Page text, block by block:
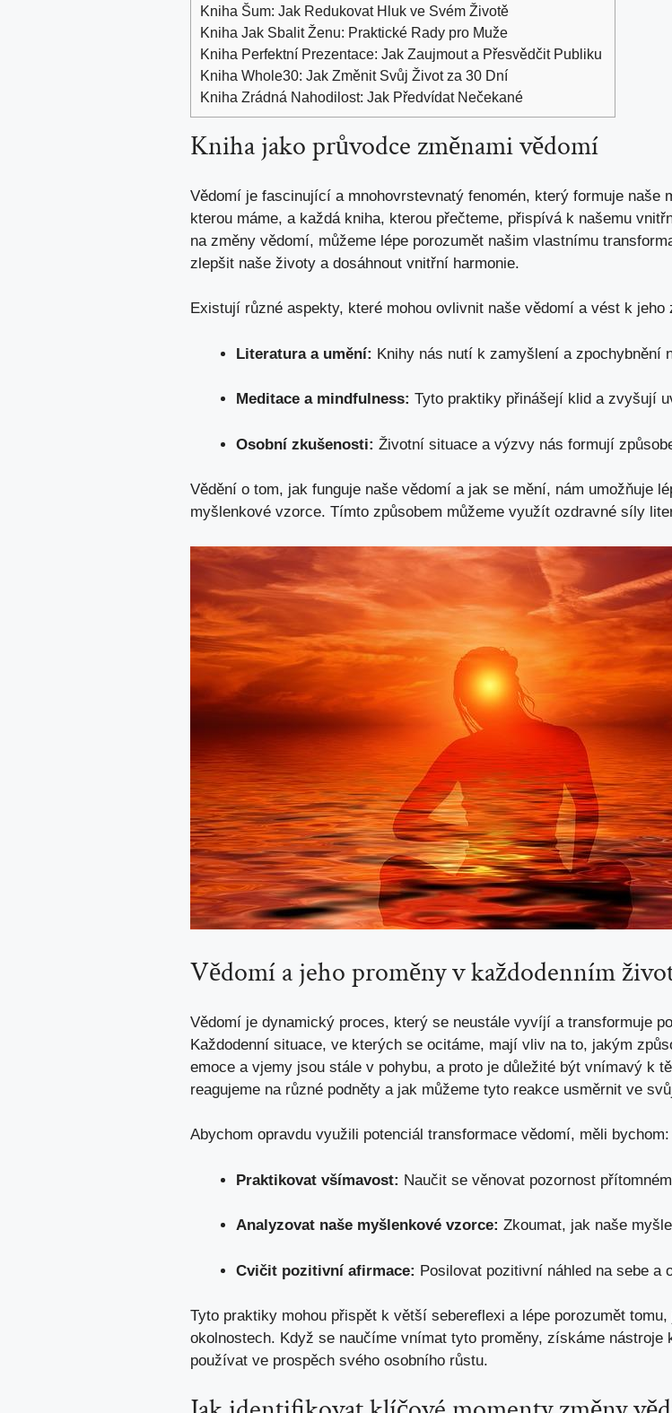
Kniha Šum: Jak Redukovat Hluk ve Svém Životě
Kniha Jak Sbalit Ženu: Praktické Rady pro Muže
Kniha Perfektní Prezentace: Jak Zaujmout a Přesvědčit Publiku
Kniha Whole30: Jak Změnit Svůj Život za 30 Dní
Kniha Zrádná Nahodilost: Jak Předvídat Nečekané
Kniha jako průvodce změnami vědomí
Vědomí je fascinující a mnohovrstevnatý fenomén, který formuje naše
kterou máme, a každá kniha, kterou přečteme, přispívá k našemu
na změny vědomí, můžeme lépe porozumět našim vlastnímu
zlepšit naše životy a dosáhnout vnitřní harmonie.
Existují různé aspekty, které mohou ovlivnit naše vědomí a vést k jeho
Literatura a umění: Knihy nás nutí k zamyšlení a zpochybnění
Meditace a mindfulness: Tyto praktiky přinášejí klid a zvyšují
Osobní zkušenosti: Životní situace a výzvy nás formují
Vědění o tom, jak funguje naše vědomí a jak se mění, nám umožňuje
myšlenkové vzorce. Tímto způsobem můžeme využít ozdravné síly
Vědomí a jeho proměny v každodenním
Vědomí je dynamický proces, který se neustále vyvíjí a transformuje
Každodenní situace, ve kterých se ocitáme, mají vliv na to, jakým
emoce a vjemy jsou stále v pohybu, a proto je důležité být vnímavý k
reagujeme na různé podněty a jak můžeme tyto reakce usměrnit ve
Abychom opravdu využili potenciál transformace vědomí, měli bychom:
Praktikovat všímavost: Naučit se věnovat pozornost
Analyzovat naše myšlenkové vzorce: Zkoumat, jak naše
Cvičit pozitivní afirmace: Posilovat pozitivní náhled na sebe a
Tyto praktiky mohou přispět k větší sebereflexi a lépe porozumět
okolnostech. Když se naučíme vnímat tyto proměny, získáme
používat ve prospěch svého osobního růstu.